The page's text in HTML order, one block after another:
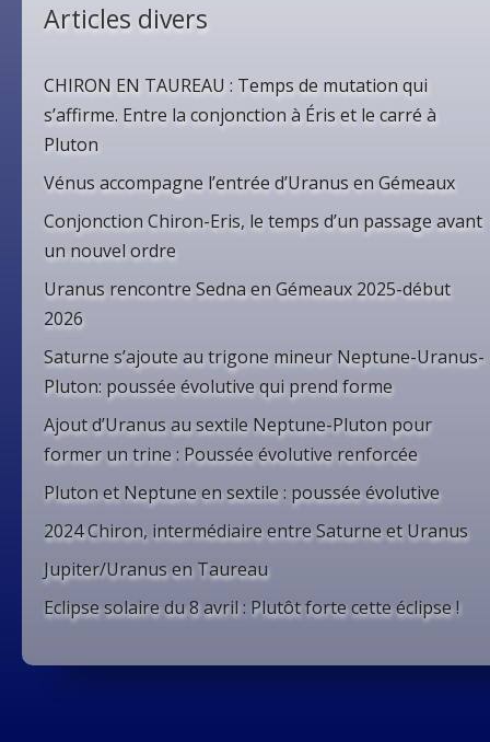
Articles divers
CHIRON EN TAUREAU : Temps de mutation qui
s’affirme. Entre la conjonction à Éris et le carré à
Pluton
Vénus accompagne l’entrée d’Uranus en Gémeaux
Conjonction Chiron-Eris, le temps d’un passage avant
un nouvel ordre
Uranus rencontre Sedna en Gémeaux 2025-début
2026
Saturne s’ajoute au trigone mineur Neptune-Uranus-
Pluton: poussée évolutive qui prend forme
Ajout d’Uranus au sextile Neptune-Pluton pour
former un trine : Poussée évolutive renforcée
Pluton et Neptune en sextile : poussée évolutive
2024 Chiron, intermédiaire entre Saturne et Uranus
Jupiter/Uranus en Taureau
Eclipse solaire du 8 avril : Plutôt forte cette éclipse !